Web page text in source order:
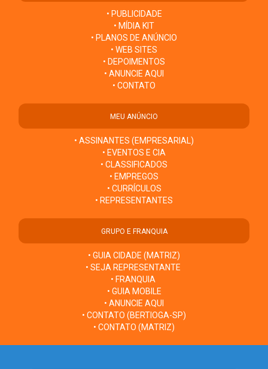
• PUBLICIDADE
• MÍDIA KIT
• PLANOS DE ANÚNCIO
• WEB SITES
• DEPOIMENTOS
• ANUNCIE AQUI
• CONTATO
MEU ANÚNCIO
• ASSINANTES (EMPRESARIAL)
• EVENTOS E CIA
• CLASSIFICADOS
• EMPREGOS
• CURRÍCULOS
• REPRESENTANTES
GRUPO E FRANQUIA
• GUIA CIDADE (MATRIZ)
• SEJA REPRESENTANTE
• FRANQUIA
• GUIA MOBILE
• ANUNCIE AQUI
• CONTATO (BERTIOGA-SP)
• CONTATO (MATRIZ)